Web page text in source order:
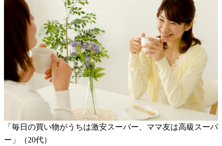
「毎日の買い物がうちは激安スーパー、ママ友は高級スーパ
ー」（20代）